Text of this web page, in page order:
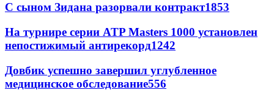
С сыном Зидана разорвали контракт1853
На турнире серии ATP Masters 1000 установлен
непостижимый антирекорд1242
Довбик успешно завершил углубленное
медицинское обследование556